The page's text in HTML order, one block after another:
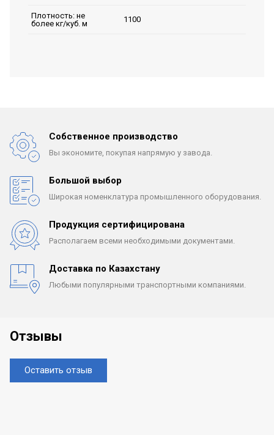
Плотность: не
более кг/куб. м
1100
Собственное производство
Вы экономите, покупая напрямую у завода.
Большой выбор
Широкая номенклатура промышленного оборудования.
Продукция сертифицирована
Располагаем всеми необходимыми документами.
Доставка по Казахстану
Любыми популярными транспортными компаниями.
Отзывы
Оставить отзыв